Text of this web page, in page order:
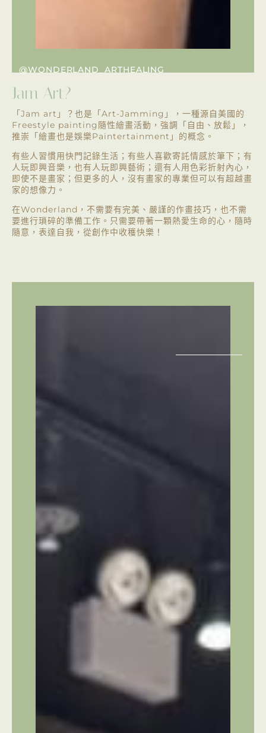
@WONDERLAND_ARTHEALING
Jam Art?
「Jam art 」？也是「Art-Jamming 」，一種源自美國的
Freestyle painting隨性繪畫活動，強調「自由、放鬆」，
推崇「繪畫也是娛樂Paintertainment 」的概念。
有些人習慣用快門記錄生活；有些人喜歡寄託情感於筆下；有
人玩即興音樂，也有人玩即興藝術；還有人用色彩折射內心，
即使不是畫家；但更多的人， 沒有畫家的專業但可以有超越畫
家的想像力。
在Wonderland，不需要有完美、嚴謹的作畫技巧，也不需
要進行瑣碎的準備工作。 只需要帶著一顆熱愛生命的心，隨時
隨意，表達自我，從創作中收穫快樂！